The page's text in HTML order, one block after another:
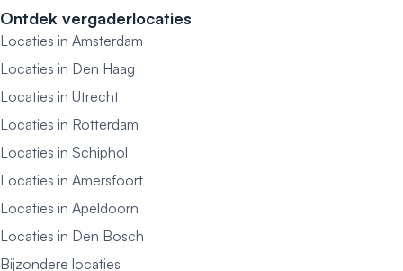
Ontdek vergaderlocaties
Locaties in Amsterdam
Locaties in Den Haag
Locaties in Utrecht
Locaties in Rotterdam
Locaties in Schiphol
Locaties in Amersfoort
Locaties in Apeldoorn
Locaties in Den Bosch
Bijzondere locaties